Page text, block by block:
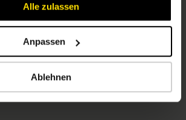
Alle zulassen
Anpassen
Ablehnen